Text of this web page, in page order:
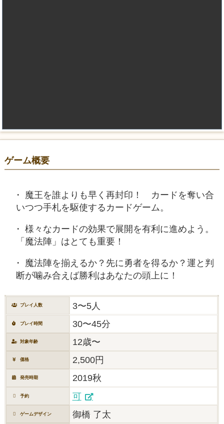
ゲーム概要
魔王を誰よりも早く再封印！ カードを奪い合
いつつ手札を駆使するカードゲーム。
様々なカードの効果で展開を有利に進めよう。
「魔法陣」はとても重要！
魔法陣を揃えるか？先に勇者を得るか？運と判
断が噛み合えば勝利はあなたの頭上に！
プレイ人数 3〜5人
プレイ時間 30〜45分
対象年齢 12歳〜
価格 2,500円
発売時期 2019秋
予約 可
ゲームデザイン 御橋 了太